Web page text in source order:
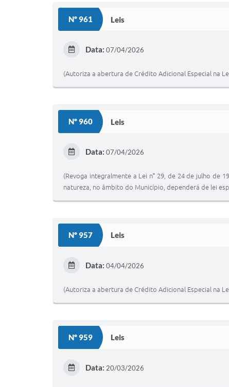
Nº 961 Leis
Data: 07/04/2026
(Autoriza a abertura de Crédito Adicional Especial na
Nº 960 Leis
Data: 07/04/2026
(Revoga integralmente a Lei n° 29, de 24 de julho de
natureza, no âmbito do Município, dependerá de lei
Nº 957 Leis
Data: 04/04/2026
(Autoriza a abertura de Crédito Adicional Especial na
Nº 959 Leis
Data: 20/03/2026